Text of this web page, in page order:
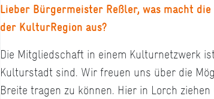
Lieber Bürgermeister Reßler, was macht
der KulturRegion aus?
Die Mitgliedschaft in einem Kulturnetzwerk
Kulturstadt sind. Wir freuen uns über die
Breite tragen zu können. Hier in Lorch